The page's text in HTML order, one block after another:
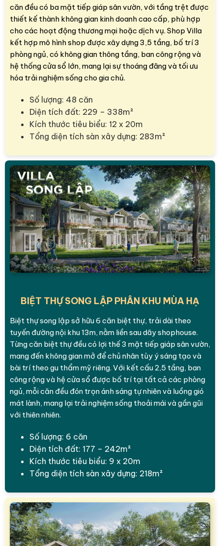
căn đều có ba mặt tiếp giáp sân vườn, với tầng trệt được
thiết kế thành không gian kinh doanh cao cấp, phù hợp
cho các hoạt động thương mại hoặc dịch vụ. Shop Villa
kết hợp mô hình shop được xây dựng 3,5 tầng, bố trí 3
phòng ngủ, có không gian thông tầng, ban công rộng và
hệ thống cửa sổ lớn, mang lại sự thoáng đãng và tối ưu
hóa trải nghiệm sống cho gia chủ.
Số lượng: 48 căn
Diện tích đất: 229 – 338m²
Kích thước tiêu biểu: 12 x 20m
Tổng diện tích sàn xây dựng: 283m²
BIỆT THỰ SONG LẬP PHÂN KHU MÙA HẠ
Biệt thự song lập sở hữu 6 căn biệt thự, trải dài theo
tuyến đường nội khu 13m, nằm liền sau dãy shophouse.
Từng căn biệt thự đều có lợi thế 3 mặt tiếp giáp sân vườn,
mang đến không gian mở để chủ nhân tùy ý sáng tạo và
bài trí theo gu thẩm mỹ riêng. Với kết cấu 2,5 tầng, ban
công rộng và hệ cửa sổ được bố trí tại tất cả các phòng
ngủ, mỗi căn đều đón trọn ánh sáng tự nhiên và luồng gió
mát lành, mang lại trải nghiệm sống thoải mái và gần gũi
với thiên nhiên.
Số lượng: 6 căn
Diện tích đất: 177 – 242m²
Kích thước tiêu biểu: 9 x 20m
Tổng diện tích sàn xây dựng: 218m²